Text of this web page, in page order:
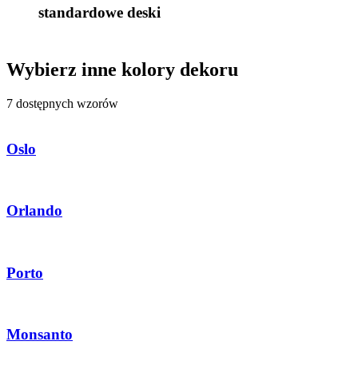
standardowe deski
Wybierz inne kolory dekoru
7 dostępnych wzorów
Oslo
Orlando
Porto
Monsanto